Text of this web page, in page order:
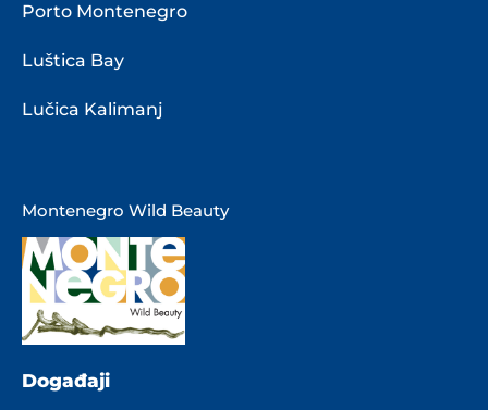
Porto Montenegro
Luštica Bay
Lučica Kalimanj
Montenegro Wild Beauty
Događaji